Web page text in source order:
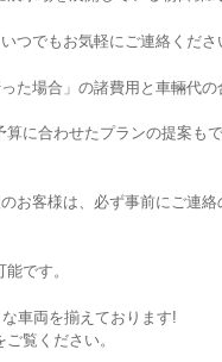
つでもお気軽にご連絡くださ
た場合」の諸費用と車輛代の
に合わせたプランの提案も
お客様は、必ず事前にご連絡
です。
車両を揃えております!
覧ください。